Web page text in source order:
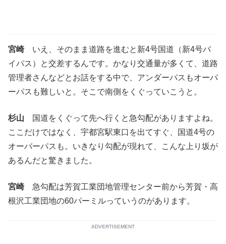
宮崎いえ、そのまま道路を進むと新4号国道（新4号バ
イパス）と交差するんです。かなり交通量が多くて、道路
管理者さんなどとお話をする中で、アンダーパスもオーバ
ーパスも難しいと。そこで南側をくぐっていこうと。
杉山 国道をくぐって先へ行くと急勾配がありますよね。
ここだけではなく、宇都宮駅東口を出てすぐ、国道4号の
オーバーパスも。いきなり勾配が現れて、こんな上り坂が
あるんだと驚きました。
宮崎急勾配は芳賀工業団地管理センター前から芳賀・高
根沢工業団地の60パーミルっていうのがあります。
ADVERTISEMENT